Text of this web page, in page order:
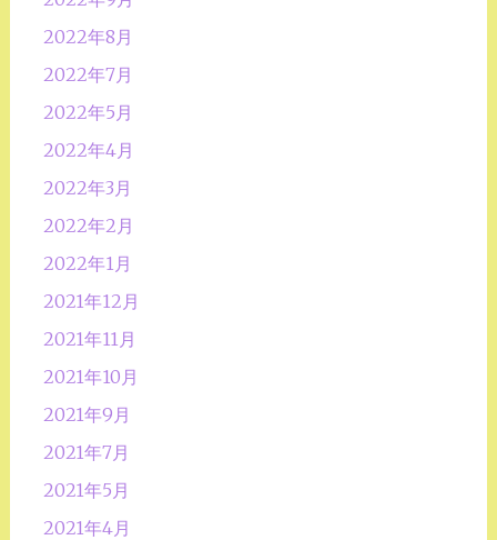
2022年8月
2022年7月
2022年5月
2022年4月
2022年3月
2022年2月
2022年1月
2021年12月
2021年11月
2021年10月
2021年9月
2021年7月
2021年5月
2021年4月